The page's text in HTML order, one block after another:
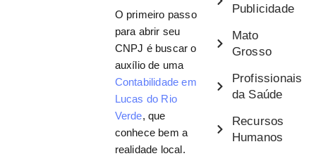
O primeiro passo
para abrir seu
CNPJ é buscar o
auxílio de uma
Contabilidade em
Lucas do Rio
Verde, que
conhece bem a
realidade local.
Publicidade
Mato
Grosso
Profissionais
da Saúde
Recursos
Humanos